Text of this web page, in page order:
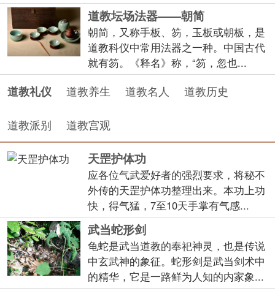
道教坛场法器——朝简
朝简，又称手板、笏，玉板或朝板，是
道教科仪中常用法器之一种。中国古代
就有笏。《释名》称，“笏，忽也...
道教礼仪 道教养生 道教名人 道教历史
道教派别 道教宫观
天罡护体功
应各位气武爱好者的强烈要求，将秘不
外传的天罡护体功整理出来。本功上功
快，得气猛，7至10天手掌有气感...
武当蛇形剑
龟蛇是武当道教的奉祀神灵，也是传说
中玄武神的象征。蛇形剑是武当剑术中
的精华，它是一路鲜为人知的内家象...